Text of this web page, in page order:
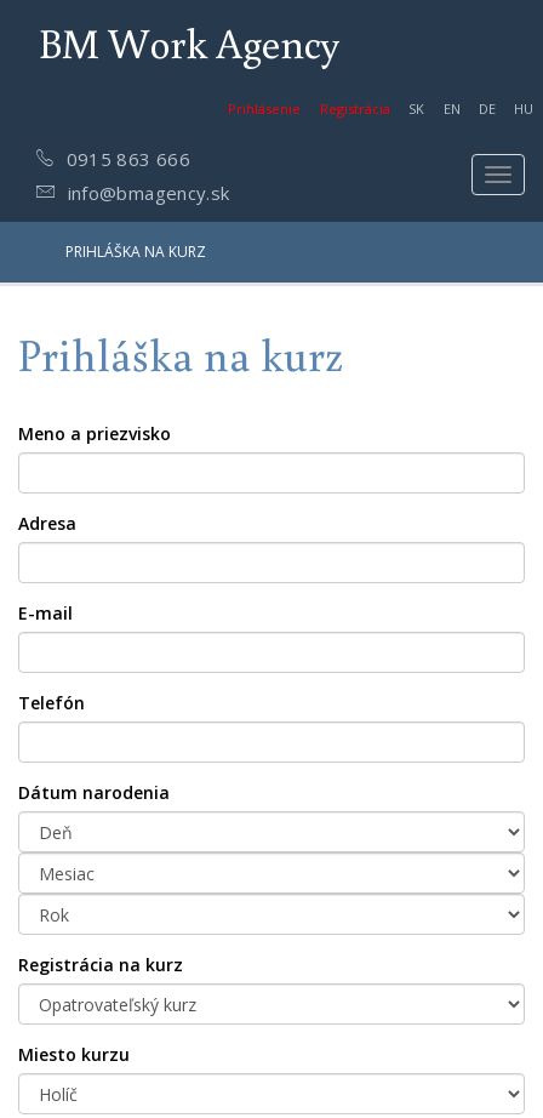
BM Work Agency
Prihlásenie Registrácia SK EN DE HU
0915 863 666
info@bmagency.sk
PRIHLÁŠKA NA KURZ
Prihláška na kurz
Meno a priezvisko
Adresa
E-mail
Telefón
Dátum narodenia
Registrácia na kurz
Miesto kurzu